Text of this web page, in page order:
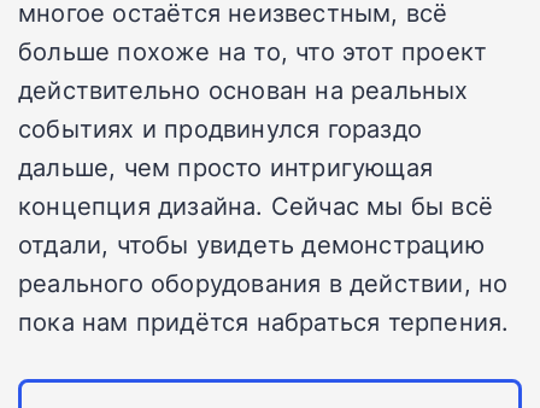
многое остаётся неизвестным, всё
больше похоже на то, что этот проект
действительно основан на реальных
событиях и продвинулся гораздо
дальше, чем просто интригующая
концепция дизайна. Сейчас мы бы всё
отдали, чтобы увидеть демонстрацию
реального оборудования в действии, но
пока нам придётся набраться терпения.